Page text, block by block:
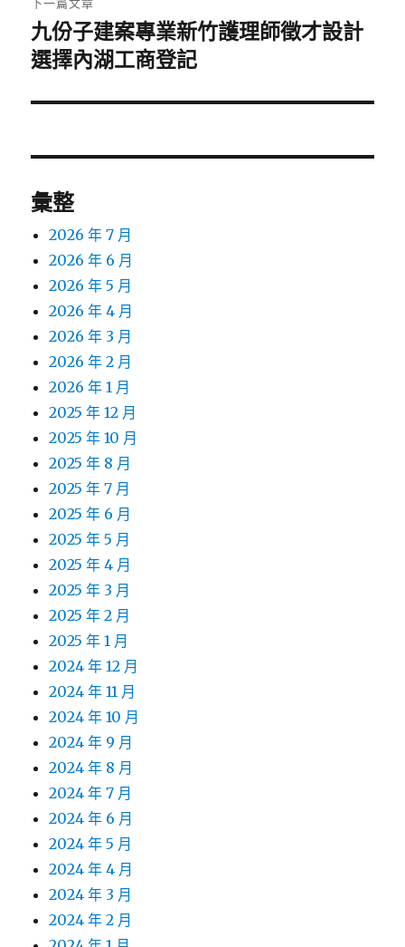
下
一
文
九份子建案專業新竹護理師徵才設計
選擇內湖工商登記
彙整
2026 年 7 月
2026 年 6 月
2026 年 5 月
2026 年 4 月
2026 年 3 月
2026 年 2 月
2026 年 1 月
2025 年 12 月
2025 年 10 月
2025 年 8 月
2025 年 7 月
2025 年 6 月
2025 年 5 月
2025 年 4 月
2025 年 3 月
2025 年 2 月
2025 年 1 月
2024 年 12 月
2024 年 11 月
2024 年 10 月
2024 年 9 月
2024 年 8 月
2024 年 7 月
2024 年 6 月
2024 年 5 月
2024 年 4 月
2024 年 3 月
2024 年 2 月